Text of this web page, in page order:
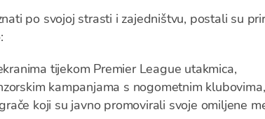
po svojoj strasti i zajedništvu, postali su
tijekom Premier League utakmica,
kampanjama s nogometnim klubovima,
koji su javno promovirali svoje omiljene